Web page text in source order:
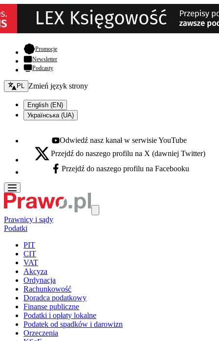
Promocje- otwiera się w nowej karcie
Newsletter
Podcasty
Zmień język - bieżący:
PL Zmień język strony
English (EN)
Українська (UA)
Youtube - otwiera się w nowej karcie
Odwiedź nasz kanał w serwisie YouTube
X - otwiera się w nowej karcie
Przejdź do naszego profilu na X (dawniej Twitter)
Facebook - otwiera się w nowej karcie
Przejdź do naszego profilu na Facebooku
Prawnicy i sądy
Podatki
PIT
CIT
VAT
Akcyza
Ordynacja
Rachunkowość
Doradca podatkowy
Finanse publiczne
Podatki i opłaty lokalne
Podatek od spadków i darowizn
Orzeczenia